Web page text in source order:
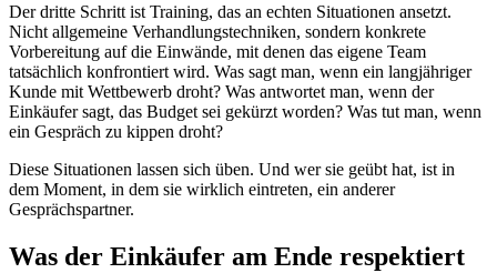
Der dritte Schritt ist Training, das an echten Situationen ansetzt.
Nicht allgemeine Verhandlungstechniken, sondern konkrete
Vorbereitung auf die Einwände, mit denen das eigene Team
tatsächlich konfrontiert wird. Was sagt man, wenn ein langjähriger
Kunde mit Wettbewerb droht? Was antwortet man, wenn der
Einkäufer sagt, das Budget sei gekürzt worden? Was tut man, wenn
ein Gespräch zu kippen droht?
Diese Situationen lassen sich üben. Und wer sie geübt hat, ist in
dem Moment, in dem sie wirklich eintreten, ein anderer
Gesprächspartner.
Was der Einkäufer am Ende respektiert